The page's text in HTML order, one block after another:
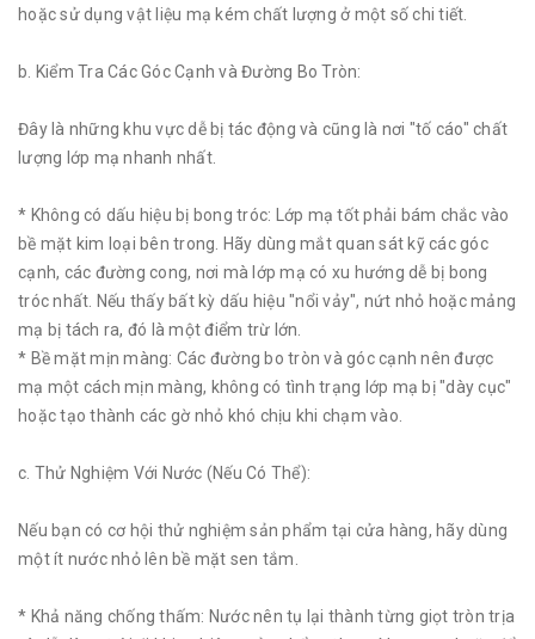
hoặc sử dụng vật liệu mạ kém chất lượng ở một số chi tiết.
b. Kiểm Tra Các Góc Cạnh và Đường Bo Tròn:
Đây là những khu vực dễ bị tác động và cũng là nơi "tố cáo" chất
lượng lớp mạ nhanh nhất.
* Không có dấu hiệu bị bong tróc: Lớp mạ tốt phải bám chắc vào
bề mặt kim loại bên trong. Hãy dùng mắt quan sát kỹ các góc
cạnh, các đường cong, nơi mà lớp mạ có xu hướng dễ bị bong
tróc nhất. Nếu thấy bất kỳ dấu hiệu "nổi vảy", nứt nhỏ hoặc mảng
mạ bị tách ra, đó là một điểm trừ lớn.
* Bề mặt mịn màng: Các đường bo tròn và góc cạnh nên được
mạ một cách mịn màng, không có tình trạng lớp mạ bị "dày cục"
hoặc tạo thành các gờ nhỏ khó chịu khi chạm vào.
c. Thử Nghiệm Với Nước (Nếu Có Thể):
Nếu bạn có cơ hội thử nghiệm sản phẩm tại cửa hàng, hãy dùng
một ít nước nhỏ lên bề mặt sen tắm.
* Khả năng chống thấm: Nước nên tụ lại thành từng giọt tròn trịa